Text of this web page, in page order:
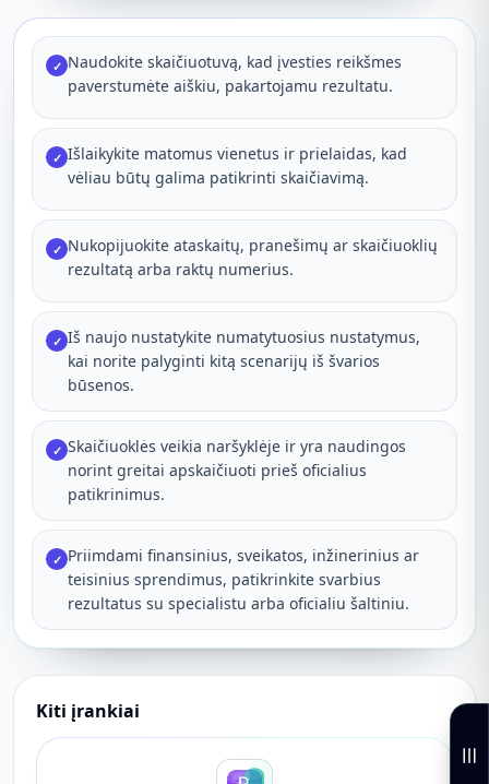
✓ Naudokite skaičiuotuvą, kad įvesties reikšmes
paverstumėte aiškiu, pakartojamu rezultatu.
✓ Išlaikykite matomus vienetus ir prielaidas, kad
vėliau būtų galima patikrinti skaičiavimą.
✓ Nukopijuokite ataskaitų, pranešimų ar skaičiuoklių
rezultatą arba raktų numerius.
✓ Iš naujo nustatykite numatytuosius nustatymus,
kai norite palyginti kitą scenarijų iš švarios
būsenos.
✓ Skaičiuoklės veikia naršyklėje ir yra naudingos
norint greitai apskaičiuoti prieš oficialius
patikrinimus.
✓ Priimdami finansinius, sveikatos, inžinerinius ar
teisinius sprendimus, patikrinkite svarbius
rezultatus su specialistu arba oficialiu šaltiniu.
Kiti įrankiai